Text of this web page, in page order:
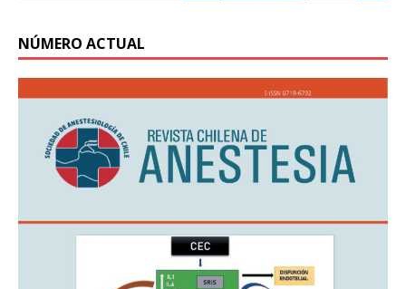
NÚMERO ACTUAL